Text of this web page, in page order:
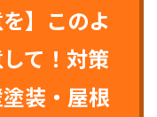
】このよ
て！対策
装・屋根